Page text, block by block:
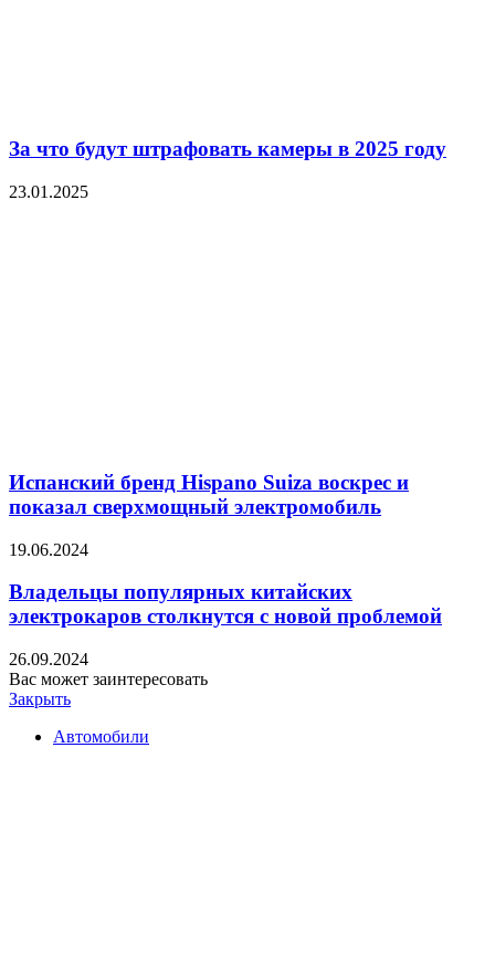
За что будут штрафовать камеры в 2025 году
23.01.2025
Испанский бренд Hispano Suiza воскрес и
показал сверхмощный электромобиль
19.06.2024
Владельцы популярных китайских
электрокаров столкнутся с новой проблемой
26.09.2024
Вас может заинтересовать
Закрыть
Автомобили